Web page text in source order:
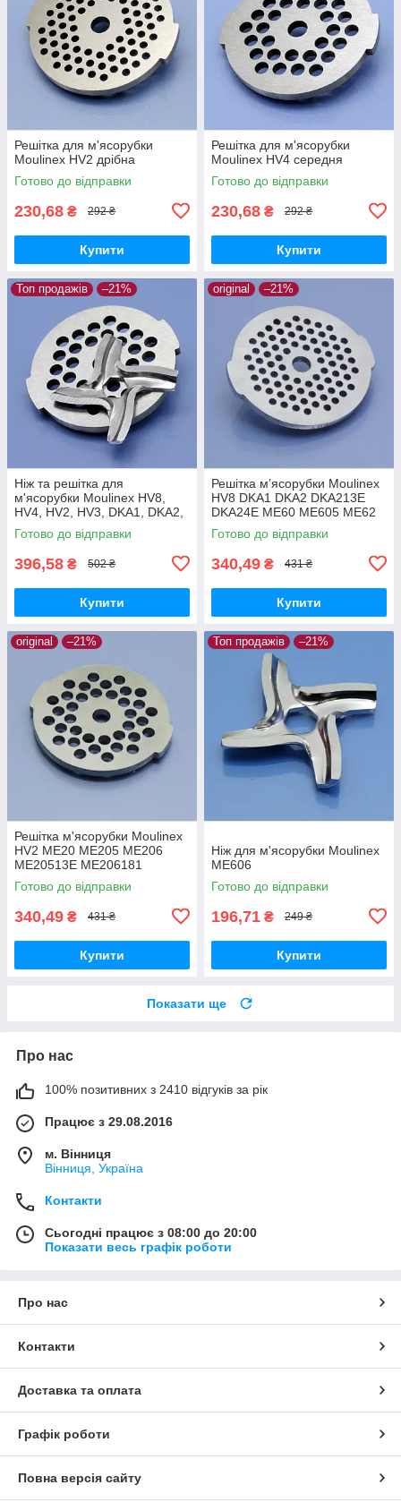
Решітка для м'ясорубки
Moulinex HV2 дрібна
Готово до відправки
230,68 ₴ 292 ₴
Купити
Решітка для м'ясорубки
Moulinex HV4 середня
Готово до відправки
230,68 ₴ 292 ₴
Купити
Топ продажів –21%
Ніж та решітка для
м'ясорубки Moulinex HV8,
HV4, HV2, HV3, DKA1, DKA2,
DKA213E, DKA24E, ME20,
ME400, ME416, ME62,
Готово до відправки
396,58 ₴ 502 ₴
Купити
original –21%
Решітка м’ясорубки Moulinex
HV8 DKA1 DKA2 DKA213E
DKA24E ME60 ME605 ME62
ME606 ME65 ME651 ME656
дрібна 3мм нержавійка
Готово до відправки
340,49 ₴ 431 ₴
Купити
original –21%
Решітка м'ясорубки Moulinex
HV2 ME20 ME205 ME206
ME20513E ME206181
ME208139 ME209139
котлетна 5мм нержавійка
Готово до відправки
340,49 ₴ 431 ₴
Купити
Топ продажів –21%
Ніж для м'ясорубки Moulinex
ME606
Готово до відправки
196,71 ₴ 249 ₴
Купити
Показати ще
Про нас
100% позитивних з 2410 відгуків за рік
Працює з 29.08.2016
м. Вінниця
Вінниця, Україна
Контакти
Сьогодні працює з 08:00 до 20:00
Показати весь графік роботи
Про нас
Контакти
Доставка та оплата
Графік роботи
Повна версія сайту